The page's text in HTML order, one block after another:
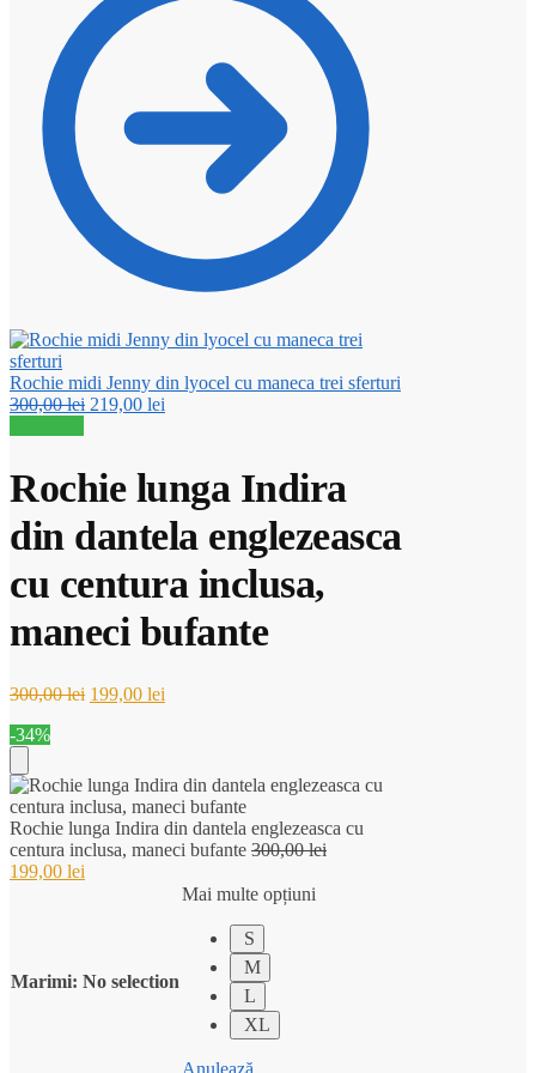
169,00 lei.
Rochie midi Jenny din lyocel cu maneca trei sferturi
300,00lei Prețul
300,00 lei.
219,00 lei
Rochie lunga Indira
din dantela englezeasca
cu centura inclusa,
maneci bufante
300,00lei Prețul
300,00 lei.
199,00 lei
-34%
Add
to
Cart
Rochie lunga Indira din dantela englezeasca cu
centura inclusa, maneci bufante 300,00leiPrețul
199,00 lei
Marimi: No selection
Mai multe opțiuni
S
M
L
XL
Anulează